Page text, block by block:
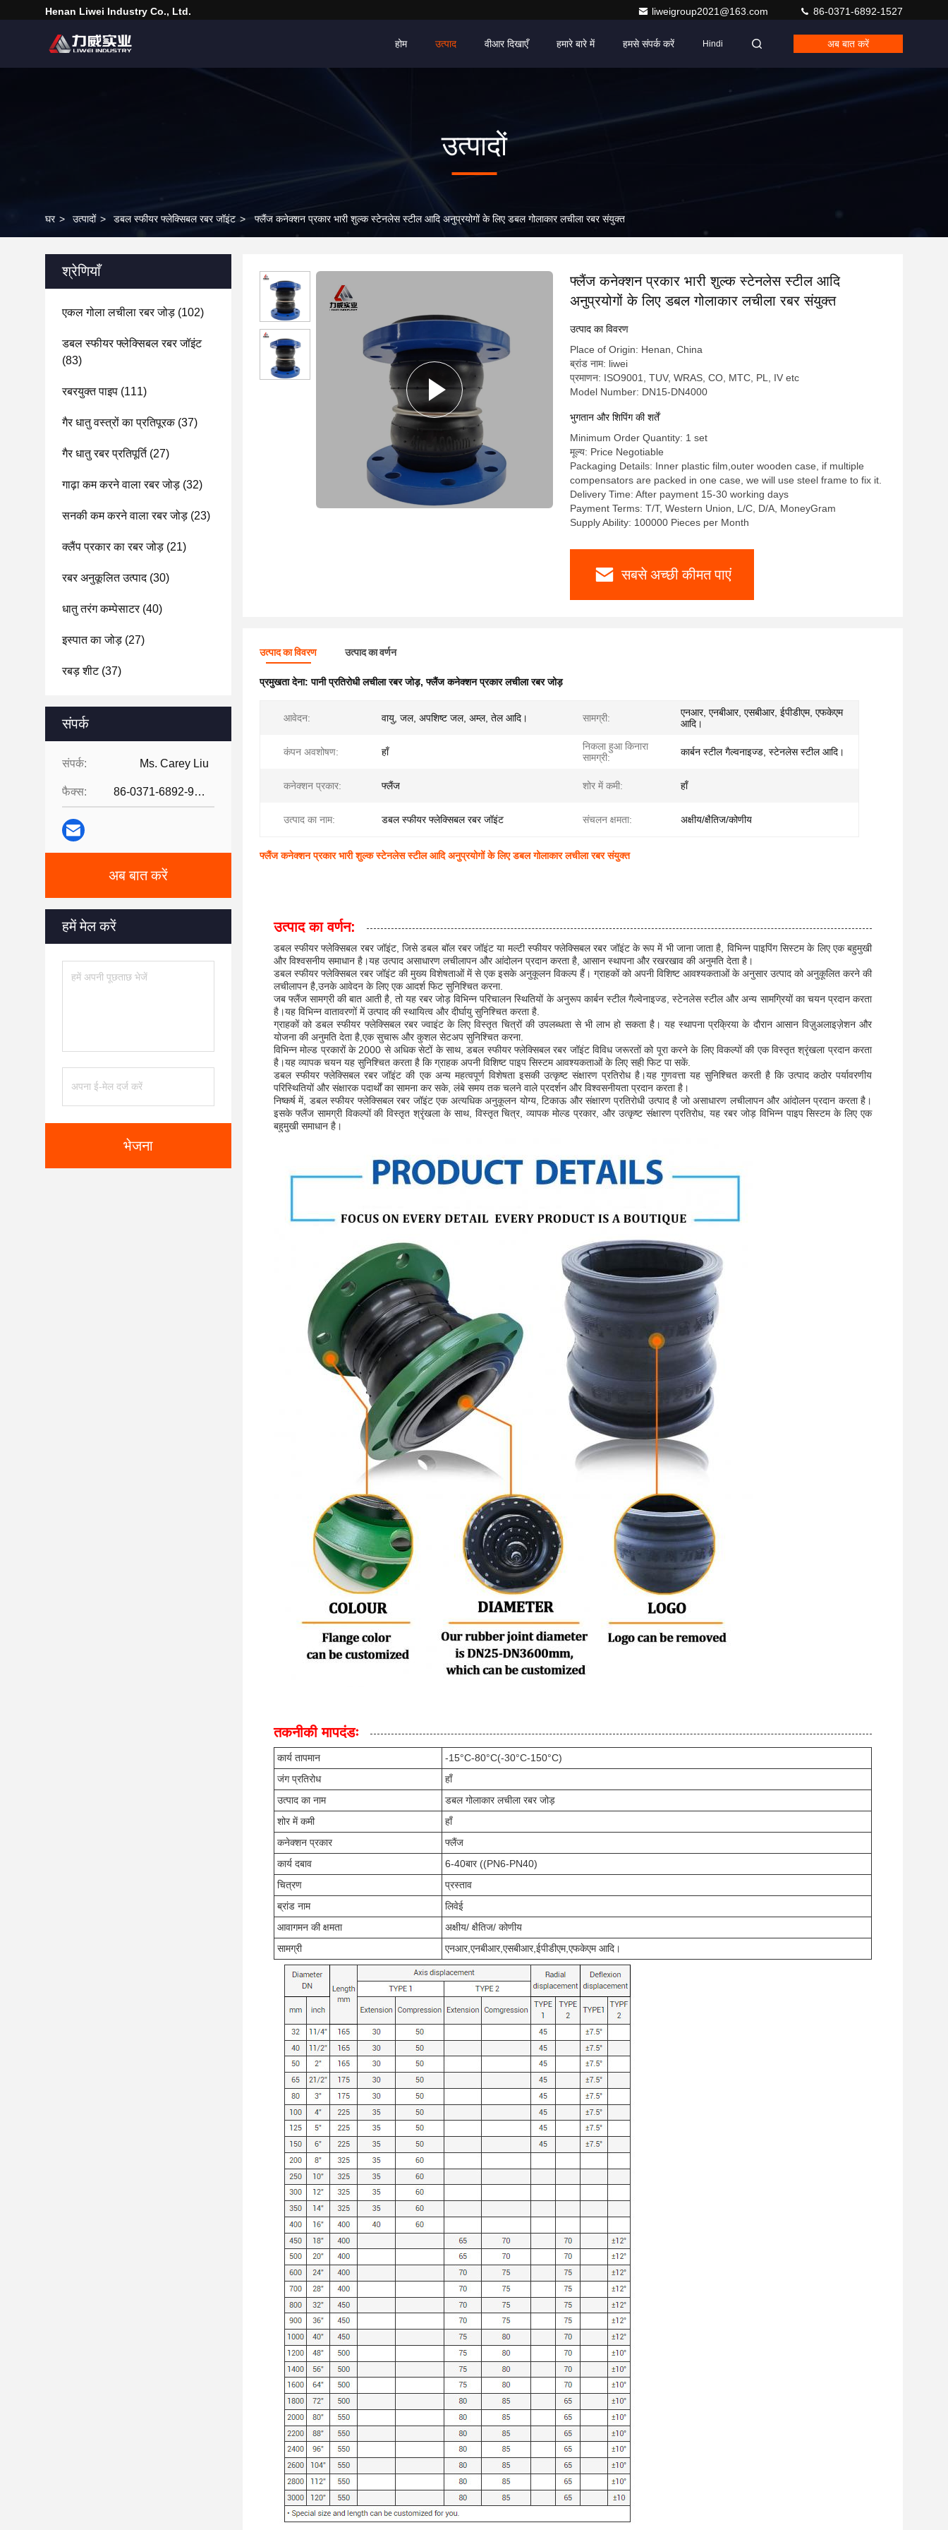
Henan Liwei Industry Co., Ltd. liweigroup2021@163.com 86-0371-6892-1527
होम उत्पाद वीआर दिखाएँ हमारे बारे में हमसे संपर्क करें Hindi अब बात करें
उत्पादों
घर > उत्पादों > डबल स्फीयर फ्लेक्सिबल रबर जॉइंट > फ्लैंज कनेक्शन प्रकार भारी शुल्क स्टेनलेस स्टील आदि अनुप्रयोगों के लिए डबल गोलाकार लचीला रबर संयुक्त
श्रेणियाँ
एकल गोला लचीला रबर जोड़ (102)
डबल स्फीयर फ्लेक्सिबल रबर जॉइंट
(83)
रबरयुक्त पाइप (111)
गैर धातु वस्त्रों का प्रतिपूरक(37)
गैर धातु रबर प्रतिपूर्ति(27)
गाढ़ा कम करने वाला रबर जोड़ (32)
सनकी कम करने वाला रबर जोड़ (23)
क्लैंप प्रकार का रबर जोड़ (21)
रबर अनुकूलित उत्पाद(30)
धातु तरंग कम्पेसाटर(40)
इस्पात का जोड़ (27)
रबड़ शीट(37)
संपर्क
संपर्क: Ms. Carey Liu
फैक्स: 86-0371-6892-9024
अब बात करें
हमें मेल करें
भेजना
फ्लैंज कनेक्शन प्रकार भारी शुल्क स्टेनलेस स्टील आदि
अनुप्रयोगों के लिए डबल गोलाकार लचीला रबर संयुक्त
उत्पाद का विवरण
Place of Origin: Henan, China
ब्रांड नाम: liwei
प्रमाणन: ISO9001, TUV, WRAS, CO, MTC, PL, IV etc
Model Number: DN15-DN4000
भुगतान और शिपिंग की शर्तें
Minimum Order Quantity: 1 set
मूल्य: Price Negotiable
Packaging Details: Inner plastic film,outer wooden case, if multiple
compensators are packed in one case, we will use steel frame to fix it.
Delivery Time: After payment 15-30 working days
Payment Terms: T/T, Western Union, L/C, D/A, MoneyGram
Supply Ability: 100000 Pieces per Month
सबसे अच्छी कीमत पाएं
उत्पाद का विवरण उत्पाद का वर्णन
प्रमुखता देना:पानी प्रतिरोधी लचीला रबर जोड़,फ्लैंज कनेक्शन प्रकार लचीला रबर जोड़
आवेदन: वायु, जल, अपशिष्ट जल, अम्ल, तेल आदि। सामग्री:
एनआर, एनबीआर, एसबीआर, ईपीडीएम, एफकेएम
आदि।
कंपन अवशोषण: हाँ
निकला हुआ किनारा
सामग्री:
कार्बन स्टील गैल्वनाइज्ड, स्टेनलेस स्टील आदि।
कनेक्शन प्रकार: फ्लैंज शोर में कमी: हाँ
उत्पाद का नाम: डबल स्फीयर फ्लेक्सिबल रबर जॉइंट संचलन क्षमता: अक्षीय/क्षैतिज/कोणीय
फ्लैंज कनेक्शन प्रकार भारी शुल्क स्टेनलेस स्टील आदि अनुप्रयोगों के लिए डबल गोलाकार लचीला रबर संयुक्त
उत्पाद का वर्णन:
डबल स्फीयर फ्लेक्सिबल रबर जॉइंट, जिसे डबल बॉल रबर जॉइंट या मल्टी स्फीयर फ्लेक्सिबल रबर जॉइंट के रूप में भी जाना जाता है, विभिन्न पाइपिंग सिस्टम के लिए एक बहुमुखी
और विश्वसनीय समाधान है।यह उत्पाद असाधारण लचीलापन और आंदोलन प्रदान करता है, आसान स्थापना और रखरखाव की अनुमति देता है।
डबल स्फीयर फ्लेक्सिबल रबर जॉइंट की मुख्य विशेषताओं में से एक इसके अनुकूलन विकल्प हैं। ग्राहकों को अपनी विशिष्ट आवश्यकताओं के अनुसार उत्पाद को अनुकूलित करने की
लचीलापन है,उनके आवेदन के लिए एक आदर्श फिट सुनिश्चित करना.
जब फ्लैंज सामग्री की बात आती है, तो यह रबर जोड़ विभिन्न परिचालन स्थितियों के अनुरूप कार्बन स्टील गैल्वेनाइज्ड, स्टेनलेस स्टील और अन्य सामग्रियों का चयन प्रदान करता
है।यह विभिन्न वातावरणों में उत्पाद की स्थायित्व और दीर्घायु सुनिश्चित करता है.
ग्राहकों को डबल स्फीयर फ्लेक्सिबल रबर ज्वाइंट के लिए विस्तृत चित्रों की उपलब्धता से भी लाभ हो सकता है। यह स्थापना प्रक्रिया के दौरान आसान विज़ुअलाइज़ेशन और
योजना की अनुमति देता है,एक सुचारू और कुशल सेटअप सुनिश्चित करना.
विभिन्न मोल्ड प्रकारों के 2000 से अधिक सेटों के साथ, डबल स्फीयर फ्लेक्सिबल रबर जॉइंट विविध जरूरतों को पूरा करने के लिए विकल्पों की एक विस्तृत श्रृंखला प्रदान करता
है।यह व्यापक चयन यह सुनिश्चित करता है कि ग्राहक अपनी विशिष्ट पाइप सिस्टम आवश्यकताओं के लिए सही फिट पा सकें.
डबल स्फीयर फ्लेक्सिबल रबर जॉइंट की एक अन्य महत्वपूर्ण विशेषता इसकी उत्कृष्ट संक्षारण प्रतिरोध है।यह गुणवत्ता यह सुनिश्चित करती है कि उत्पाद कठोर पर्यावरणीय
परिस्थितियों और संक्षारक पदार्थों का सामना कर सके, लंबे समय तक चलने वाले प्रदर्शन और विश्वसनीयता प्रदान करता है।
निष्कर्ष में, डबल स्फीयर फ्लेक्सिबल रबर जॉइंट एक अत्यधिक अनुकूलन योग्य, टिकाऊ और संक्षारण प्रतिरोधी उत्पाद है जो असाधारण लचीलापन और आंदोलन प्रदान करता है।
इसके फ्लैंज सामग्री विकल्पों की विस्तृत श्रृंखला के साथ, विस्तृत चित्र, व्यापक मोल्ड प्रकार, और उत्कृष्ट संक्षारण प्रतिरोध, यह रबर जोड़ विभिन्न पाइप सिस्टम के लिए एक
बहुमुखी समाधान है।
तकनीकी मापदंडः
कार्य तापमान
-15°C-80°C(-30°C-150°C)
जंग प्रतिरोध
हाँ
उत्पाद का नाम
डबल गोलाकार लचीला रबर जोड़
शोर में कमी
हाँ
कनेक्शन प्रकार
फ्लैंज
कार्य दबाव
6-40बार ((PN6-PN40)
चित्रण
प्रस्ताव
ब्रांड नाम
लिवेई
आवागमन की क्षमता
अक्षीय/ क्षैतिज/ कोणीय
सामग्री
एनआर,एनबीआर,एसबीआर,ईपीडीएम,एफकेएम आदि।